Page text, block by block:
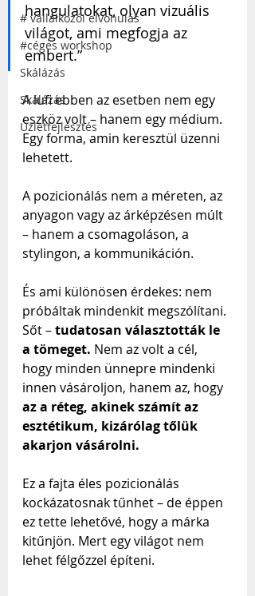
# vállalkozói elvonulás
#céges workshop
Skálázás
Skálázás
Üzletfejlesztés
hangulatokat, olyan vizuális
világot, ami megfogja az
embert.”
A lufi ebben az esetben nem egy
eszköz volt – hanem egy médium.
Egy forma, amin keresztül üzenni
lehetett.
A pozicionálás nem a méreten, az
anyagon vagy az árképzésen múlt
– hanem a csomagoláson, a
stylingon, a kommunikáción.
És ami különösen érdekes: nem
próbáltak mindenkit megszólítani.
Sőt – tudatosan választották le
a tömeget. Nem az volt a cél,
hogy minden ünnepre mindenki
innen vásároljon, hanem az, hogy
az a réteg, akinek számít az
esztétikum, kizárólag tőlük
akarjon vásárolni.
Ez a fajta éles pozicionálás
kockázatosnak tűnhet – de éppen
ez tette lehetővé, hogy a márka
kitűnjön. Mert egy világot nem
lehet félgőzzel építeni.